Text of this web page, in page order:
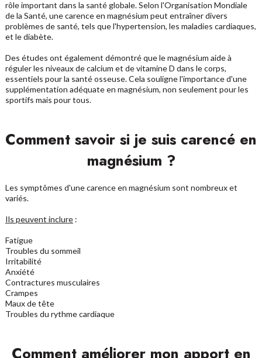
rôle important dans la santé globale. Selon l'Organisation Mondiale
de la Santé, une carence en magnésium peut entraîner divers
problèmes de santé, tels que l'hypertension, les maladies cardiaques,
et le diabète.
Des études ont également démontré que le magnésium aide à
réguler les niveaux de calcium et de vitamine D dans le corps,
essentiels pour la santé osseuse. Cela souligne l'importance d'une
supplémentation adéquate en magnésium, non seulement pour les
sportifs mais pour tous.
Comment savoir si je suis carencé en
magnésium ?
Les symptômes d'une carence en magnésium sont nombreux et
variés.
Ils peuvent inclure:
Fatigue
Troubles du sommeil
Irritabilité
Anxiété
Contractures musculaires
Crampes
Maux de tête
Troubles du rythme cardiaque
Comment améliorer mon apport en